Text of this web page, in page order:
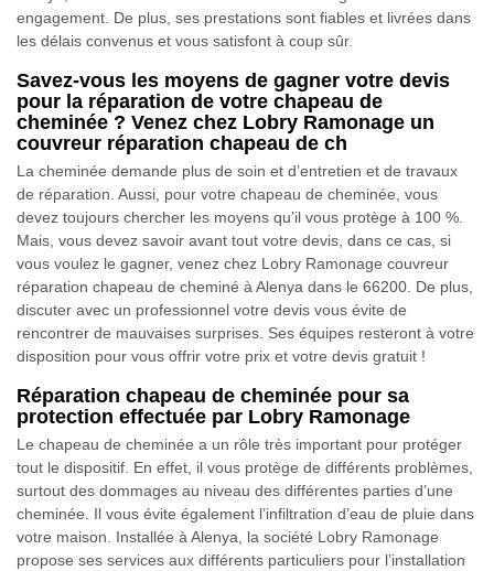
engagement. De plus, ses prestations sont fiables et livrées dans
les délais convenus et vous satisfont à coup sûr.
Savez-vous les moyens de gagner votre devis
pour la réparation de votre chapeau de
cheminée ? Venez chez Lobry Ramonage un
couvreur réparation chapeau de ch
La cheminée demande plus de soin et d’entretien et de travaux
de réparation. Aussi, pour votre chapeau de cheminée, vous
devez toujours chercher les moyens qu’il vous protège à 100 %.
Mais, vous devez savoir avant tout votre devis, dans ce cas, si
vous voulez le gagner, venez chez Lobry Ramonage couvreur
réparation chapeau de cheminé à Alenya dans le 66200. De plus,
discuter avec un professionnel votre devis vous évite de
rencontrer de mauvaises surprises. Ses équipes resteront à votre
disposition pour vous offrir votre prix et votre devis gratuit !
Réparation chapeau de cheminée pour sa
protection effectuée par Lobry Ramonage
Le chapeau de cheminée a un rôle très important pour protéger
tout le dispositif. En effet, il vous protège de différents problèmes,
surtout des dommages au niveau des différentes parties d’une
cheminée. Il vous évite également l’infiltration d’eau de pluie dans
votre maison. Installée à Alenya, la société Lobry Ramonage
propose ses services aux différents particuliers pour l’installation